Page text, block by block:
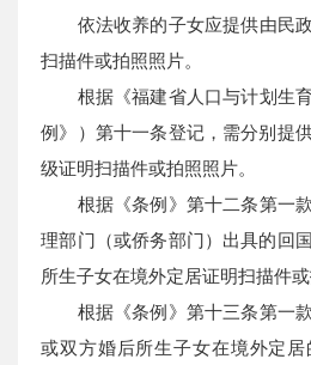
依法收养的子女应提供由民
扫描件或拍照照片。
根据《福建省人口与计划生
例》）第十一条登记，需分别提
级证明扫描件或拍照照片。
根据《条例》第十二条第一
理部门（或侨务部门）出具的回
所生子女在境外定居证明扫描件或
根据《条例》第十三条第一
或双方婚后所生子女在境外定